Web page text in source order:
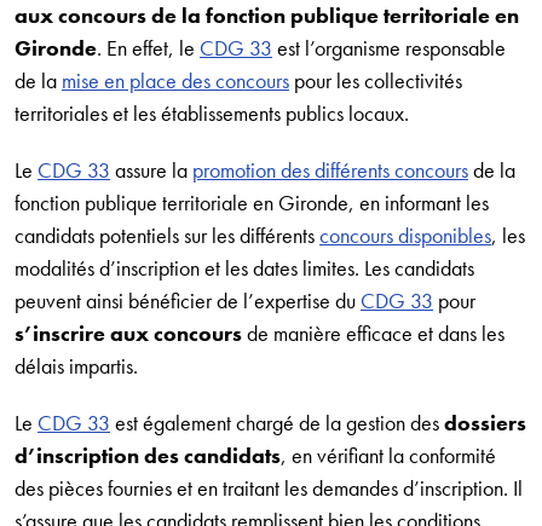
aux concours de la fonction publique territoriale en
Gironde. En effet, le CDG 33 est l’organisme responsable
de la mise en place des concours pour les collectivités
territoriales et les établissements publics locaux.
Le CDG 33 assure la promotion des différents concoursde la
fonction publique territoriale en Gironde, en informant les
candidats potentiels sur les différentsconcours disponibles, les
modalités d’inscription et les dates limites. Les candidats
peuvent ainsi bénéficier de l’expertise du CDG 33 pour
s’inscrire aux concoursde manière efficace et dans les
délais impartis.
Le CDG 33 est également chargé de la gestion desdossiers
d’inscription des candidats, en vérifiant la conformité
des pièces fournies et en traitant les demandes d’inscription. Il